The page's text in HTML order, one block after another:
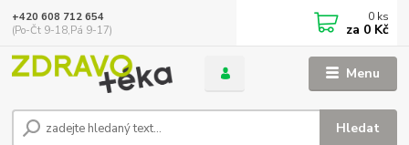
Menu
Hledat
+420 608 712 654
(Po-Čt 9-18,Pá 9-17)
0 ks
za 0 Kč